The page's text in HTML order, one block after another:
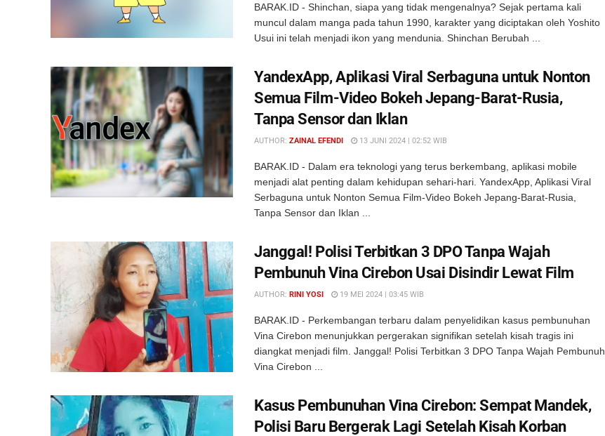
BARAK.ID - Shinchan, siapa yang tidak mengenalnya? Sejak pertama kali
muncul dalam manga pada tahun 1990, karakter yang diciptakan oleh Yoshito
Usui ini telah menjadi ikon yang mendunia. Shinchan Berubah ...
YandexApp, Aplikasi Viral Serbaguna untuk Nonton
Semua Film-Video Bokeh Jepang-Barat-Rusia,
Tanpa Sensor dan Iklan
AUTHOR: ZAINAL EFENDI 13 JUNI 2024 | 02:52 WIB
BARAK.ID - Dalam era teknologi yang terus berkembang, aplikasi mobile
menjadi alat penting dalam kehidupan sehari-hari. YandexApp, Aplikasi Viral
Serbaguna untuk Nonton Semua Film-Video Bokeh Jepang-Barat-Rusia,
Tanpa Sensor dan Iklan ...
Janggal! Polisi Terbitkan 3 DPO Tanpa Wajah
Pembunuh Vina Cirebon Usai Disindir Lewat Film
AUTHOR: RINI YOSI 19 MEI 2024 | 03:45 WIB
BARAK.ID - Perkembangan terbaru dalam penyelidikan kasus pembunuhan
Vina Cirebon menunjukkan pergerakan signifikan setelah kisah tragis ini
diangkat menjadi film. Janggal! Polisi Terbitkan 3 DPO Tanpa Wajah Pembunuh
Vina Cirebon ...
Kasus Pembunuhan Vina Cirebon: Sempat Mandek,
Polisi Baru Bergerak Lagi Setelah Kisah Korban